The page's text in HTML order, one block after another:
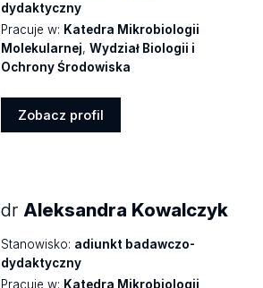
dydaktyczny
Pracuje w: Katedra Mikrobiologii
Molekularnej,Wydział Biologii i
Ochrony Środowiska
Zobacz profil
dr Aleksandra Kowalczyk
Stanowisko: adiunkt badawczo-
dydaktyczny
Pracuje w: Katedra Mikrobiologii